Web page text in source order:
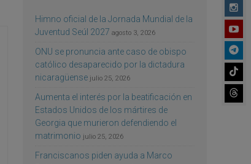
Himno oficial de la Jornada Mundial de la
Juventud Seúl 2027 agosto 3, 2026
ONU se pronuncia ante caso de obispo
católico desaparecido por la dictadura
nicaragüense julio 25, 2026
Aumenta el interés por la beatificación en
Estados Unidos de los mártires de
Georgia que murieron defendiendo el
matrimonio julio 25, 2026
Franciscanos piden ayuda a Marco